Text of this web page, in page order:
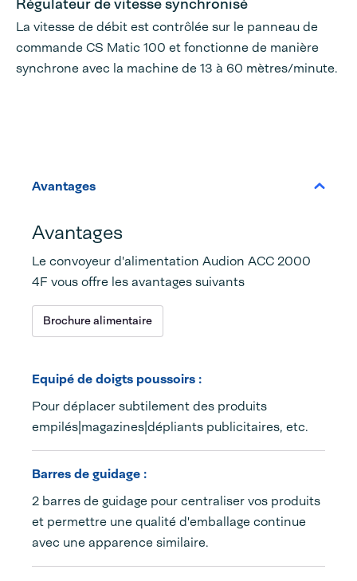
Régulateur de vitesse synchronisé
La vitesse de débit est contrôlée sur le panneau de
commande CS Matic 100 et fonctionne de manière
synchrone avec la machine de 13 à 60 mètres/minute.
Avantages
Avantages
Le convoyeur d'alimentation Audion ACC 2000
4F vous offre les avantages suivants
Brochure alimentaire
Equipé de doigts poussoirs :
Pour déplacer subtilement des produits
empilés|magazines|dépliants publicitaires, etc.
Barres de guidage :
2 barres de guidage pour centraliser vos produits
et permettre une qualité d'emballage continue
avec une apparence similaire.